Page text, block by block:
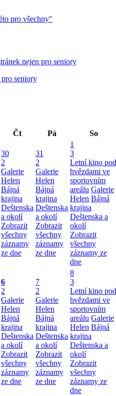
pro všechny"
nejen pro seniory
Čt Pá So
30
2
Galerie
Helen
Bájná
krajina
Deštenska
a okolí
Zobrazit
všechny
záznamy
ze dne
31
2
Galerie
Helen
Bájná
krajina
Deštenska
a okolí
Zobrazit
všechny
záznamy
ze dne
1
3
Letní kino pod
hvězdami ve
sportovním
areálu Galerie
Helen Bájná
krajina
Deštenska a
okolí
Zobrazit
všechny
záznamy ze
dne
6
2
Galerie
Helen
Bájná
krajina
Deštenska
a okolí
Zobrazit
všechny
záznamy
ze dne
7
2
Galerie
Helen
Bájná
krajina
Deštenska
a okolí
Zobrazit
všechny
záznamy
ze dne
8
3
Letní kino pod
hvězdami ve
sportovním
areálu Galerie
Helen Bájná
krajina
Deštenska a
okolí
Zobrazit
všechny
záznamy ze
dne